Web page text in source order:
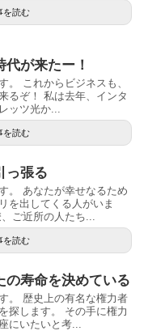
を読む
が来たー！
。 これからビジネスも、
るぞ！ 私は去年、インタ
ッツ光か...
を読む
っ張る
。 あなたが幸せなるため
を出してくる人がいま
ご近所の人たち...
を読む
の寿命を決めている
。 歴史上の有名な権力者
探します。 その手に権力
にいたいと考...